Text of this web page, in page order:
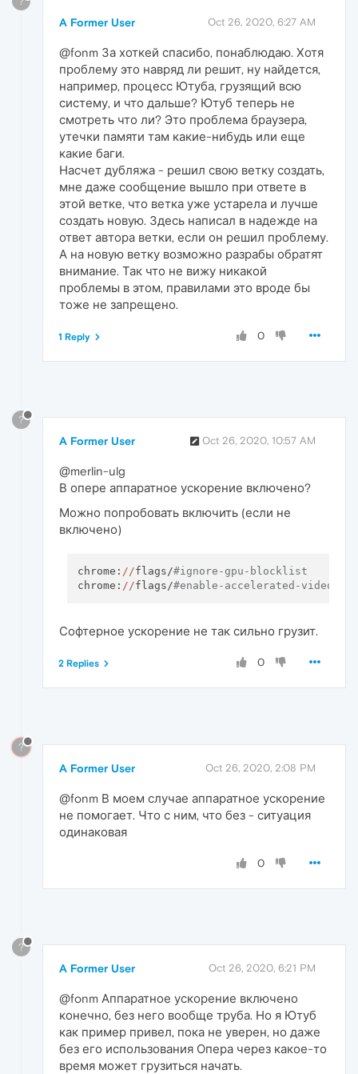
A Former User Oct 26, 2020, 6:27 AM
@fonm За хоткей спасибо, понаблюдаю. Хотя
проблему это навряд ли решит, ну найдется,
например, процесс Ютуба, грузящий всю
систему, и что дальше? Ютуб теперь не
смотреть что ли? Это проблема браузера,
утечки памяти там какие-нибудь или еще
какие баги.
Насчет дубляжа - решил свою ветку создать,
мне даже сообщение вышло при ответе в
этой ветке, что ветка уже устарела и лучше
создать новую. Здесь написал в надежде на
ответ автора ветки, если он решил проблему.
А на новую ветку возможно разрабы обратят
внимание. Так что не вижу никакой
проблемы в этом, правилами это вроде бы
тоже не запрещено.
0
1 Reply
?
A Former User Oct 26, 2020, 10:57 AM
@merlin-ulg
В опере аппаратное ускорение включено?
Можно попробовать включить (если не
включено)
chrome: //flags/#ignore-gpu-blocklist
chrome: //flags/#enable-accelerated-video-
Софтерное ускорение не так сильно грузит.
0
2 Replies
?
A Former User Oct 26, 2020, 2:08 PM
@fonm В моем случае аппаратное ускорение
не помогает. Что с ним, что без - ситуация
одинаковая
0
?
A Former User Oct 26, 2020, 6:21 PM
@fonm Аппаратное ускорение включено
конечно, без него вообще труба. Но я Ютуб
как пример привел, пока не уверен, но даже
без его использования Опера через какое-то
время может грузиться начать.